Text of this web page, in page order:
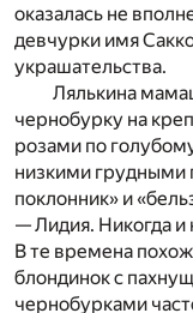
оказалась не
девчурки имя
украшательства.
Лялькина
чернобурку на
розами по
низкими грудными
поклонник» и
— Лидия. Никогда
В те времена
блондинок с
чернобурками